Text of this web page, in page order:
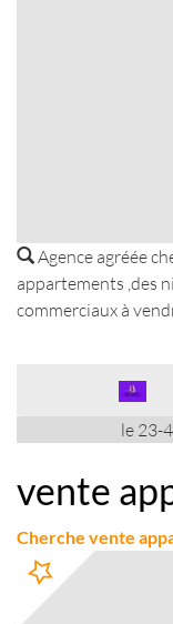
Agence agréée
appartements ,des
commerciaux à
le 23-
vente
Cherche vente